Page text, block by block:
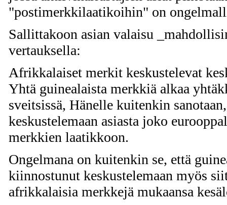
"postimerkkilaatikoihin" on
Sallittakoon asian valaisu
vertauksella:
Afrikkalaiset merkit keskustelevat
Yhtä guinealaista merkkiä alkaa
sveitsissä, Hänelle kuitenkin
keskustelemaan asiasta joko
merkkien laatikkoon.
Ongelmana on kuitenkin se, että
kiinnostunut keskustelemaan myös
afrikkalaisia merkkejä mukaansa